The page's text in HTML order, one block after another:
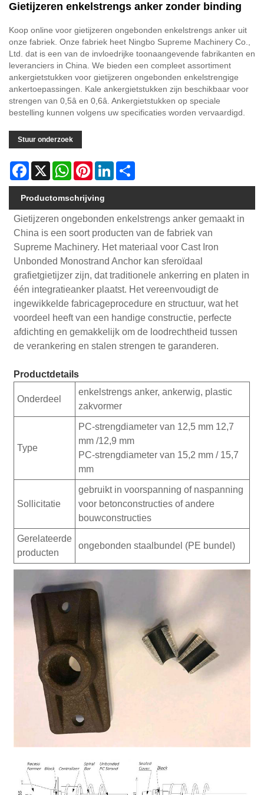
Gietijzeren enkelstrengs anker zonder binding
Koop online voor gietijzeren ongebonden enkelstrengs anker uit
onze fabriek. Onze fabriek heet Ningbo Supreme Machinery Co.,
Ltd. dat is een van de invloedrijke toonaangevende fabrikanten en
leveranciers in China. We bieden een compleet assortiment
ankergietstukken voor gietijzeren ongebonden enkelstrengige
ankertoepassingen. Kale ankergietstukken zijn beschikbaar voor
strengen van 0,5â en 0,6â. Ankergietstukken op speciale
bestelling kunnen volgens uw specificaties worden vervaardigd.
Stuur onderzoek
Facebook
X WhatsAppPinterestLinkedIn
Productomschrijving
Gietijzeren ongebonden enkelstrengs anker gemaakt in
China is een soort producten van de fabriek van
Supreme Machinery. Het materiaal voor Cast Iron
Unbonded Monostrand Anchor kan sferoïdaal
grafietgietijzer zijn, dat traditionele ankerring en platen in
één integratieanker plaatst. Het vereenvoudigt de
ingewikkelde fabricageprocedure en structuur, wat het
voordeel heeft van een handige constructie, perfecte
afdichting en gemakkelijk om de loodrechtheid tussen
de verankering en stalen strengen te garanderen.
Productdetails
Onderdeel
enkelstrengs anker, ankerwig, plastic
zakvormer
Type
PC-strengdiameter van 12,5 mm 12,7
mm /12,9 mm
PC-strengdiameter van 15,2 mm / 15,7
mm
Sollicitatie
gebruikt in voorspanning of naspanning
voor betonconstructies of andere
bouwconstructies
Gerelateerde
producten
ongebonden staalbundel (PE bundel)